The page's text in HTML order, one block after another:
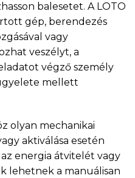
balesetet. A LOTO
gép, berendezés
vagy
veszélyt, a
végző személy
mellett
olyan mechanikai
aktiválása esetén
energia átvitelét vagy
lehetnek a manuálisan